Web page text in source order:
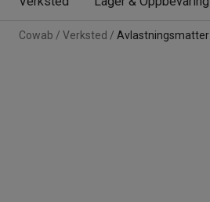
Cowab Verksted Avlastningsmatter